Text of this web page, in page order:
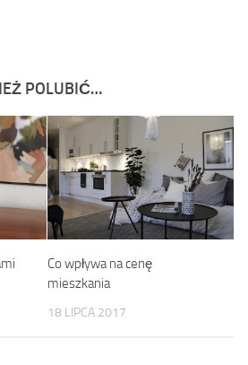
POLUBIĆ…
Co wpływa na cenę
mieszkania
18 LIPCA 2017